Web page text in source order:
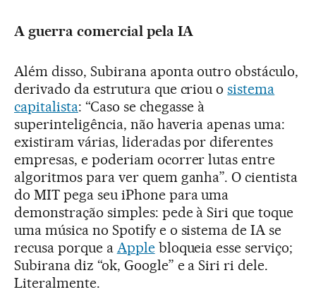
A guerra comercial pela IA
Além disso, Subirana aponta outro obstáculo,
derivado da estrutura que criou osistema
capitalista: “Caso se chegasse à
superinteligência, não haveria apenas uma:
existiram várias, lideradas por diferentes
empresas, e poderiam ocorrer lutas entre
algoritmos para ver quem ganha”. O cientista
do MIT pega seu iPhone para uma
demonstração simples: pede à Siri que toque
uma música no Spotify e o sistema de IA se
recusa porque a Applebloqueia esse serviço;
Subirana diz “ok, Google” e a Siri ri dele.
Literalmente.